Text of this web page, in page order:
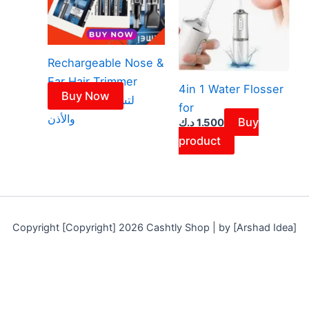
Rechargeable Nose &
Ear Hair Trimmer
لتشذيب شعر الأنف
والأذن
Buy Now
4in 1 Water Flosser
for
1.500د.ك
Buy
product
Copyright [Copyright] 2026 Cashtly Shop | by [Arshad Idea]